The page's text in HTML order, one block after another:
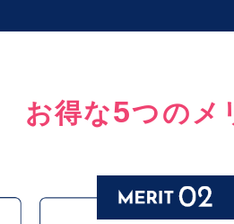
お得な5つのメ